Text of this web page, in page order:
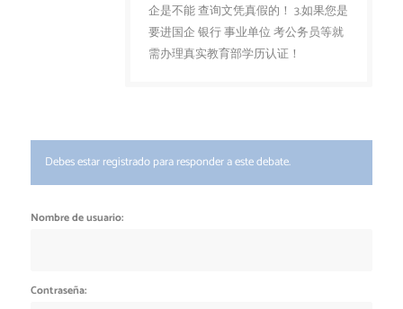
企是不能 查询文凭真假的！ 3.如果您是
要进国企 银行 事业单位 考公务员等就
需办理真实教育部学历认证！
Debes estar registrado para responder a este debate.
Nombre de usuario:
Contraseña: